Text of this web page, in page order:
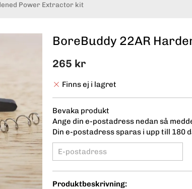
Power Extractor kit
BoreBuddy 22AR
265 kr
Finns ej i lagret
Bevaka produkt
Ange din e-postadress nedan så
Din e-postadress sparas i upp till 180
Produktbeskrivning: